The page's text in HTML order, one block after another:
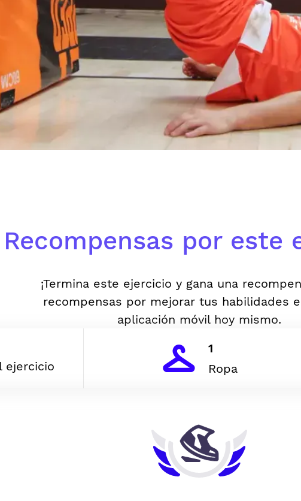
Recompensas por este
¡Termina este ejercicio y gana una
recompensas por mejorar tus habilidades
aplicación móvil hoy mismo.
ejercicio
1
Ropa